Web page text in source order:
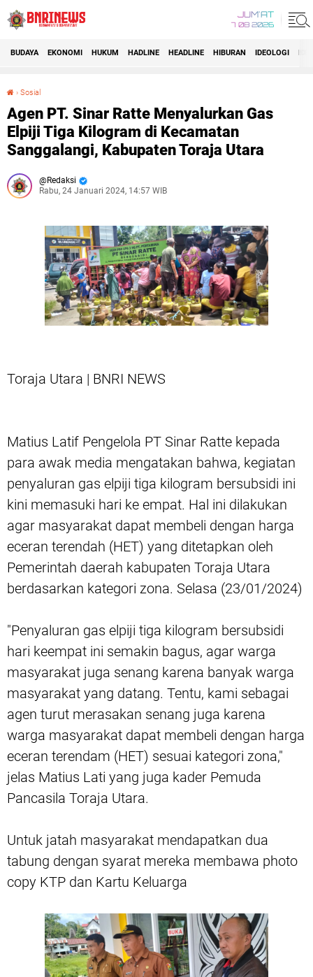
JUM'AT
7 08 2026
BUDAYA EKONOMI HUKUM HADLINE HEADLINE HIBURAN IDEOLOGI
› Sosial
Agen PT. Sinar Ratte Menyalurkan Gas
Elpiji Tiga Kilogram di Kecamatan
Sanggalangi, Kabupaten Toraja Utara
Redaksi
Rabu, 24 Januari 2024, 14:57 WIB
Toraja Utara | BNRI NEWS
Matius Latif Pengelola PT Sinar Ratte kepada
para awak media mengatakan bahwa, kegiatan
penyaluran gas elpiji tiga kilogram bersubsidi ini
kini memasuki hari ke empat. Hal ini dilakukan
agar masyarakat dapat membeli dengan harga
eceran terendah (HET) yang ditetapkan oleh
Pemerintah daerah kabupaten Toraja Utara
berdasarkan kategori zona. Selasa (23/01/2024)
"Penyaluran gas elpiji tiga kilogram bersubsidi
hari keempat ini semakin bagus, agar warga
masyarakat juga senang karena banyak warga
masyarakat yang datang. Tentu, kami sebagai
agen turut merasakan senang juga karena
warga masyarakat dapat membeli dengan harga
eceran terendam (HET) sesuai kategori zona,"
jelas Matius Lati yang juga kader Pemuda
Pancasila Toraja Utara.
Untuk jatah masyarakat mendapatkan dua
tabung dengan syarat mereka membawa photo
copy KTP dan Kartu Keluarga